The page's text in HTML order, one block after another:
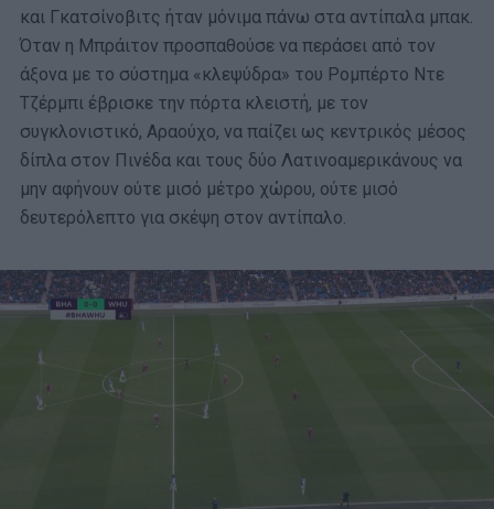
και Γκατσίνοβιτς ήταν μόνιμα πάνω στα αντίπαλα μπακ.
Όταν η Μπράιτον προσπαθούσε να περάσει από τον
άξονα με το σύστημα «κλεψύδρα» του Ρομπέρτο Ντε
Τζέρμπι έβρισκε την πόρτα κλειστή, με τον
συγκλονιστικό, Αραούχο, να παίζει ως κεντρικός μέσος
δίπλα στον Πινέδα και τους δύο Λατινοαμερικάνους να
μην αφήνουν ούτε μισό μέτρο χώρου, ούτε μισό
δευτερόλεπτο για σκέψη στον αντίπαλο.